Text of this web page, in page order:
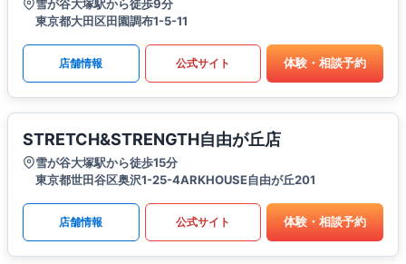
雪が谷大塚駅から徒歩9分
東京都大田区田園調布1-5-11
店舗情報 公式サイト 体験・相談予約
STRETCH&STRENGTH自由が丘店
雪が谷大塚駅から徒歩15分
東京都世田谷区奥沢1-25-4ARKHOUSE自由が丘201
店舗情報 公式サイト 体験・相談予約